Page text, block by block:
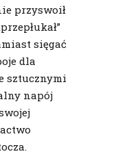
przyswoił
sięgać
dla
sztucznymi
napój